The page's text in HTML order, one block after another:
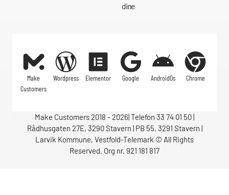
dine
Make
Customers
Wordpress Elementor Google AndroidOs Chrome
Make Customers 2018 - 2026| Telefon 33 74 01 50 |
Rådhusgaten 27E, 3290 Stavern | PB 55, 3291 Stavern |
Larvik Kommune, Vestfold-Telemark © All Rights
Reserved. Org nr. 921 181 817